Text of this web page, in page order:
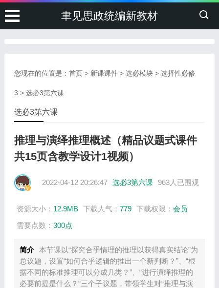
聿见思政统编新教材
您现在的位置是： 首页> 新课课件> 选必模块> 选择性必修
3 > 选必3第六课
选必3第六课
推理与演绎推理概述（精品议题式课件
共15页含教学设计1视频）
2022-04-12 20:26:47 选必3第六课 963人已围观
资源大小： 12.9MB 下载人气： 779 下载权限： 会员
需要点数： 300点
简介 本节课以“探究合乎情理的推理以获得真实结论”为
总议题，设置“如何合乎逻辑的推出一个新判断？”、“根
据不同的标准推理可以分成几类？”、“进行演绎推理的
必要前提是什么？”三个子议题，带领学生对“推理与演